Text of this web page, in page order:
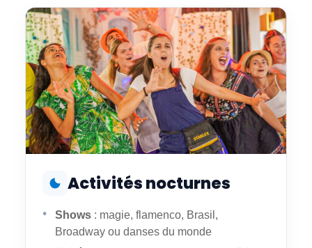
Activités nocturnes
Shows : magie, flamenco, Brasil,
Broadway ou danses du monde